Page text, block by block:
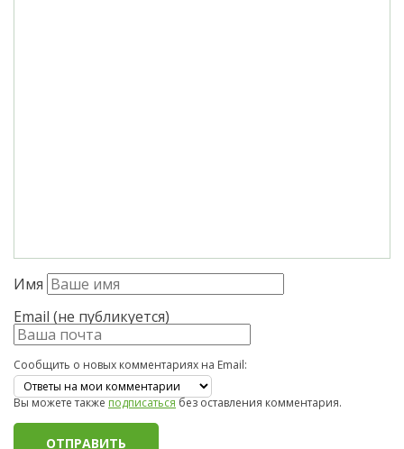
Имя
Email (не публикуется)
Сообщить о новых комментариях на Email:
Вы можете такжеподписатьсябез оставления комментария.